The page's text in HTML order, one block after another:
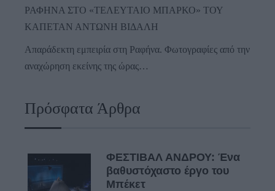
ΡΑΦΗΝΑ ΣΤΟ «ΤΕΛΕΥΤΑΙΟ ΜΠΑΡΚΟ» ΤΟΥ
ΚΑΠΕΤΑΝ ΑΝΤΩΝΗ ΒΙΔΑΛΗ
Απαράδεκτη εμπειρία στη Ραφήνα. Φωτογραφίες από την
αναχώρηση εκείνης της ώρας…
Πρόσφατα Άρθρα
ΦΕΣΤΙΒΑΛ ΑΝΔΡΟΥ: Ένα
βαθυστόχαστο έργο του
Μπέκετ